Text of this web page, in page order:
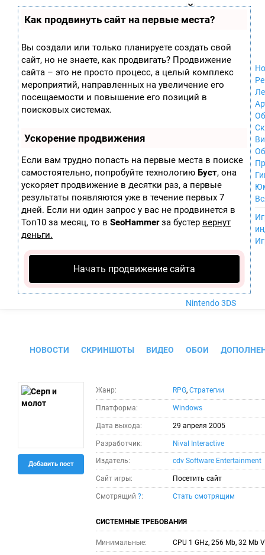
Как продвинуть сайт на первые места?
Вы создали или только планируете создать свой
сайт, но не знаете, как продвигать? Продвижение
сайта – это не просто процесс, а целый комплекс
мероприятий, направленных на увеличение его
посещаемости и повышение его позиций в
поисковых системах.
Ускорение продвижения
Если вам трудно попасть на первые места в поиске
самостоятельно, попробуйте технологию Буст, она
ускоряет продвижение в десятки раз, а первые
результаты появляются уже в течение первых 7
дней. Если ни один запрос у вас не продвинется в
Топ10 за месяц, то в SeoHammerза бустер вернут
деньги.
Начать продвижение сайта
играх
ла
ор
м
ы
Xbox 360
Nintendo Wii
Nintendo
GameCube
PlayStation
PlayStation 2
Portable
Nintendo DS
Android
iOS
MacOS
Sega Mega Drive
Mobile
Nintendo Wii U
Nintendo 3DS
НОВОСТИ СКРИНШОТЫ ВИДЕО ОБОИ
Жанр: RPG, Стратегии
Платформа: Windows
Дата выхода: 29 апреля 2005
Разработчик: Nival Interactive
Издатель: cdv Software Entertainment
Сайт игры: Посетить сайт
Смотрящий ?: Стать смотрящим
СИСТЕМНЫЕ ТРЕБОВАНИЯ
Минимальные: CPU 1 GHz, 256 Mb, 32 Mb
Добавить пост